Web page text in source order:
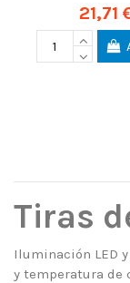
21,71
Tiras
Iluminación LED
y temperatura de